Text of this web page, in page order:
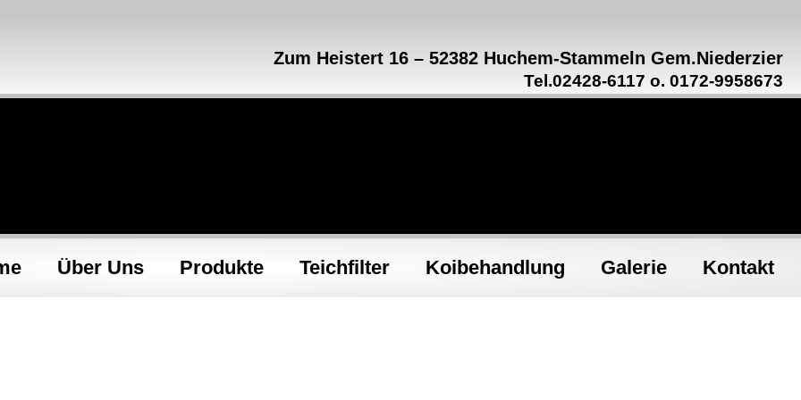
Zum Heistert 16 – 52382 Huchem-Stammeln Gem.Niederzier
Tel.02428-6117 o. 0172-9958673
Über Uns Produkte Teichfilter Koibehandlung Galerie Kontakt